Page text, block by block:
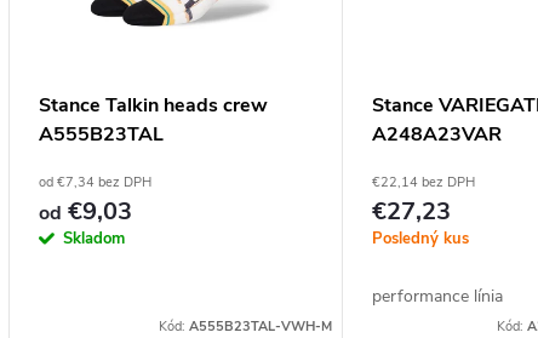
Stance Talkin heads crew
A555B23TAL
od €7,34 bez DPH
od €9,03
Skladom
Kód: A555B23TAL-VWH-M
Stance
A248A23VAR
€22,14 bez DPH
€27,23
Posledný kus
performance línia
Kód: